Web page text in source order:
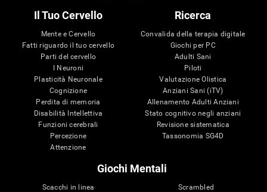
Il Tuo Cervello
Mente e Cervello
Fatti riguardo il tuo cervello
Parti del cervello
I Neuroni
Plasticità Neuronale
Cognizione
Perdita di memoria
Disabilità Intellettiva
Funzioni cerebrali
Percezione
Attenzione
Ricerca
Convalida della terapia digitale
Giochi per PC
Adulti Sani
Piloti
Valutazione Olistica
Anziani Sani (iTV)
Allenamento Adulti Anziani
Stato cognitivo negli anziani
Revisione sistematica
Tassonomia SG4D
Giochi Mentali
Scacchi in linea
Scrambled